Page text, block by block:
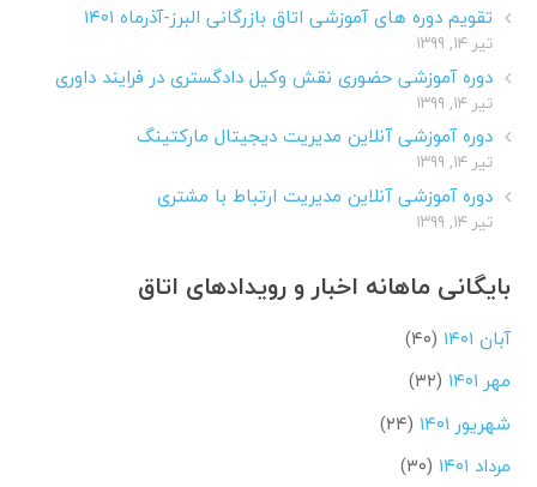
تقویم دوره های آموزشی اتاق بازرگانی البرز-آذرماه ۱۴۰۱
تیر ۱۴, ۱۳۹۹
دوره آموزشی حضوری نقش وکیل دادگستری در فرایند داوری
تیر ۱۴, ۱۳۹۹
دوره آموزشی آنلاین مدیریت دیجیتال مارکتینگ
تیر ۱۴, ۱۳۹۹
دوره آموزشی آنلاین مدیریت ارتباط با مشتری
تیر ۱۴, ۱۳۹۹
بایگانی ماهانه اخبار و رویدادهای اتاق
آبان ۱۴۰۱
(۴۰)
مهر ۱۴۰۱
(۳۲)
شهریور ۱۴۰۱
(۲۴)
مرداد ۱۴۰۱
(۳۰)